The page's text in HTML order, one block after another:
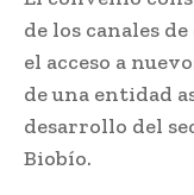
de los canales
el acceso a
de una entidad
desarrollo del
Biobío.